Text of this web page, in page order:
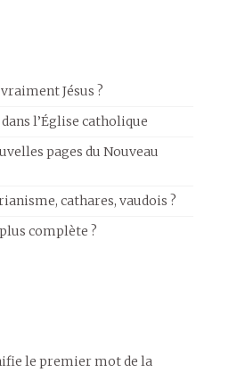
Jésus ?
l’Église catholique
pages du Nouveau
cathares, vaudois ?
complète ?
le premier mot de la